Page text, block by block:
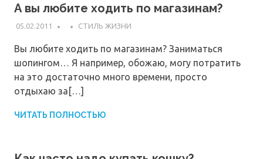
А вы любите ходить по магазинам?
05.02.2011 СТИЛЬ ЖИЗНИ
Вы любите ходить по магазинам? Заниматься
шопингом… Я например, обожаю, могу потратить
на это достаточно много времени, просто
отдыхаю за[…]
ЧИТАТЬ ПОЛНОСТЬЮ